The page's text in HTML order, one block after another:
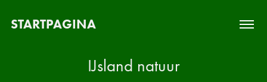
STARTPAGINA
IJsland natuur